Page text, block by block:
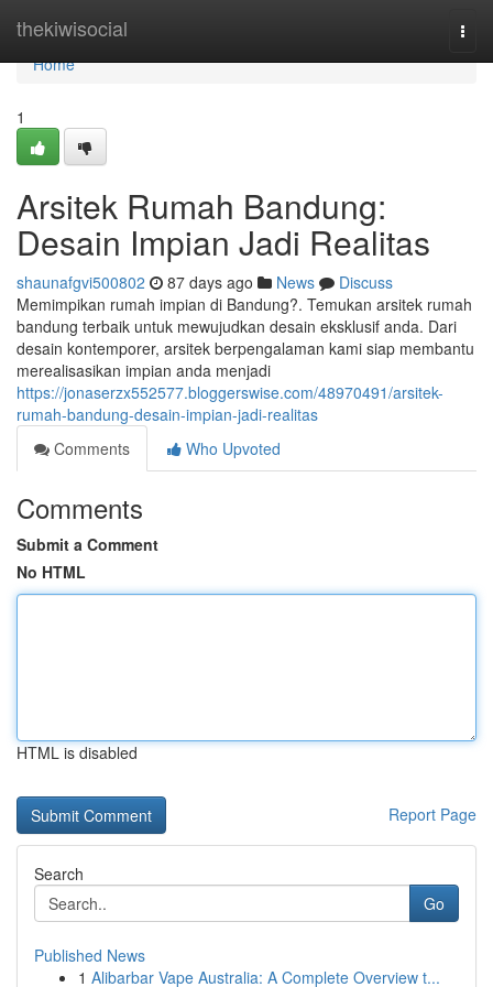
thekiwisocial
Home
Home
1
Arsitek Rumah Bandung:
Desain Impian Jadi Realitas
shaunafgvi500802 87 days ago News
Discuss
Memimpikan rumah impian di Bandung?. Temukan arsitek rumah
bandung terbaik untuk mewujudkan desain eksklusif anda. Dari
desain kontemporer, arsitek berpengalaman kami siap membantu
merealisasikan impian anda menjadi
https://jonaserzx552577.bloggerswise.com/48970491/arsitek-
rumah-bandung-desain-impian-jadi-realitas
Comments
Who Upvoted
Comments
Submit a Comment
No HTML
HTML is disabled
Report Page
Search
Go
Published News
1 Alibarbar Vape Australia: A Complete Overview t...